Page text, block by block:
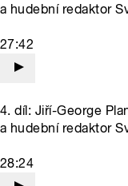
a hudební redaktor
27:42
4. díl: Jiří-George
a hudební redaktor
28:24